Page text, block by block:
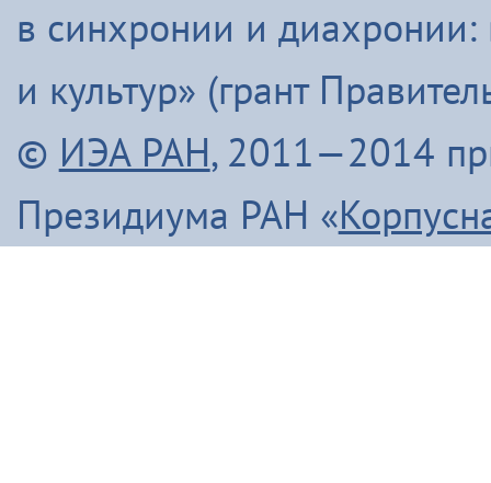
в синхронии и диахронии:
и культур» (грант
© ИЭА РАН, 2011—2014
Президиума РАН «